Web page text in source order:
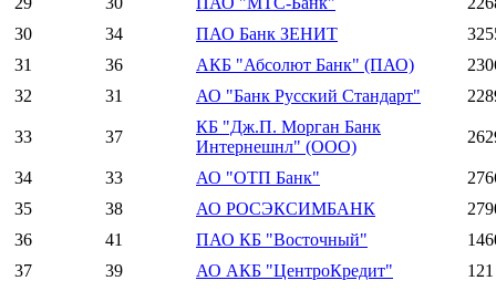
30
34 ПАО Банк ЗЕНИТ
31
36 АКБ "Абсолют Банк" (ПАО)
32
31 АО "Банк Русский Стандарт"
33 37
КБ "Дж.П. Морган Банк
Интернешнл" (ООО)
34 33 АО "ОТП Банк"
35
38 АО РОСЭКСИМБАНК
36
41 ПАО КБ "Восточный"
37
39 АО АКБ "ЦентроКредит"
121